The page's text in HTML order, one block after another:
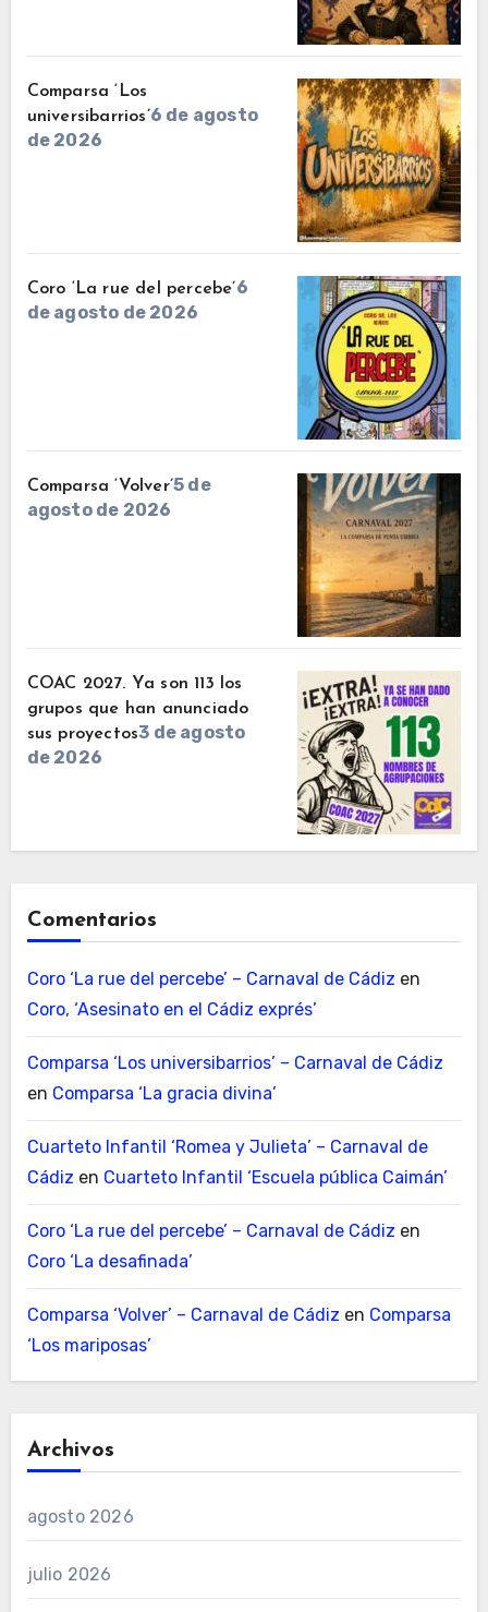
Comparsa ‘Los
universibarrios’6 de agosto
de 2026
Coro ‘La rue del percebe’6
de agosto de 2026
Comparsa ‘Volver’5 de
agosto de 2026
COAC 2027. Ya son 113 los
grupos que han anunciado
sus proyectos3 de agosto
de 2026
Comentarios
Coro ‘La rue del percebe’ – Carnaval de Cádiz en
Coro, ‘Asesinato en el Cádiz exprés’
Comparsa ‘Los universibarrios’ – Carnaval de Cádiz
en Comparsa ‘La gracia divina’
Cuarteto Infantil ‘Romea y Julieta’ – Carnaval de
Cádiz en Cuarteto Infantil ‘Escuela pública Caimán’
Coro ‘La rue del percebe’ – Carnaval de Cádiz en
Coro ‘La desafinada’
Comparsa ‘Volver’ – Carnaval de Cádiz en Comparsa
‘Los mariposas’
Archivos
agosto 2026
julio 2026